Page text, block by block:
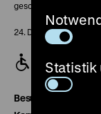
geschlossen
24. Dezember
Besucherservice
Statistik